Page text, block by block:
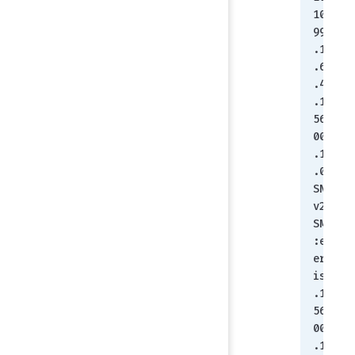
100.
99
.1.3
.6.1
.4.1
.123
56.1
00.1
.1.1
.0
SNMP
v2-
SMI:
:ent
erpr
ises
.123
56.1
00.1
.1.1